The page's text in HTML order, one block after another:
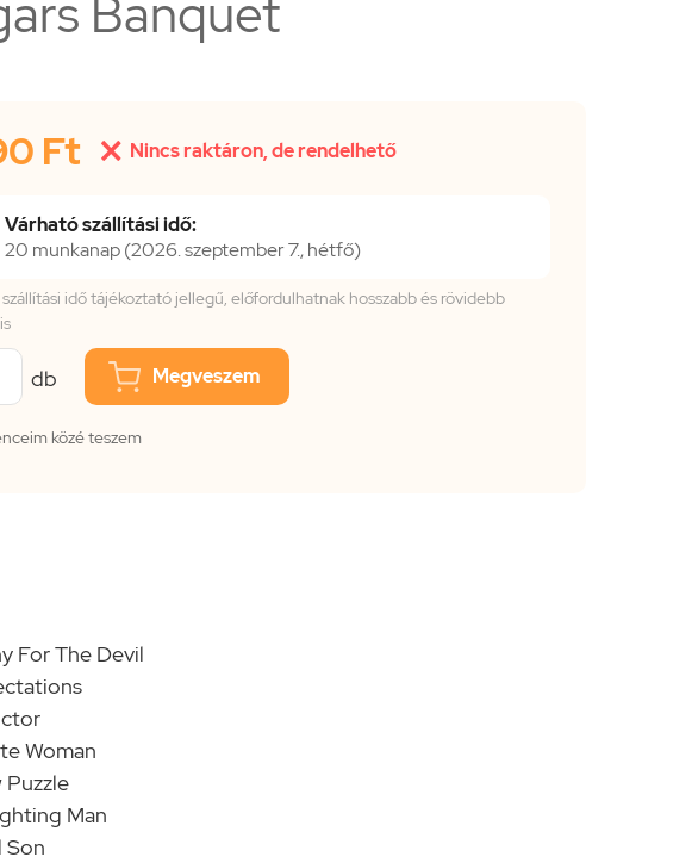
Banquet
Ft  Nincs raktáron, de rendelhető
Várható szállítási idő:
20 munkanap (2026. szeptember 7., hétfő)
idő tájékoztató jellegű, előfordulhatnak hosszabb és rövidebb
db Megveszem
közé teszem
For The Devil
Woman
Man
Son